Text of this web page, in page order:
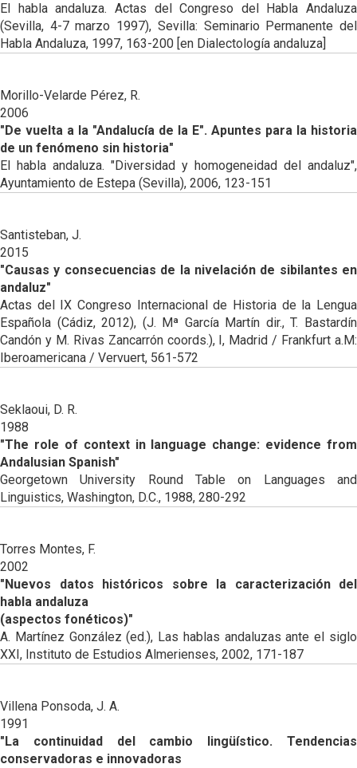
El habla andaluza. Actas del Congreso del Habla Andaluza
(Sevilla, 4-7 marzo 1997), Sevilla: Seminario Permanente del
Habla Andaluza, 1997, 163-200 [en Dialectología andaluza]
Morillo-Velarde Pérez, R.
2006
"De vuelta a la "Andalucía de la E". Apuntes para la historia
de un fenómeno sin historia"
El habla andaluza. "Diversidad y homogeneidad del andaluz",
Ayuntamiento de Estepa (Sevilla), 2006, 123-151
Santisteban, J.
2015
"Causas y consecuencias de la nivelación de sibilantes en
andaluz"
Actas del IX Congreso Internacional de Historia de la Lengua
Española (Cádiz, 2012), (J. Mª García Martín dir., T. Bastardín
Candón y M. Rivas Zancarrón coords.), I, Madrid / Frankfurt a.M:
Iberoamericana / Vervuert, 561-572
Seklaoui, D. R.
1988
"The role of context in language change: evidence from
Andalusian Spanish"
Georgetown University Round Table on Languages and
Linguistics, Washington, D.C., 1988, 280-292
Torres Montes, F.
2002
"Nuevos datos históricos sobre la caracterización del
habla andaluza
(aspectos fonéticos)"
A. Martínez González (ed.), Las hablas andaluzas ante el siglo
XXI, Instituto de Estudios Almerienses, 2002, 171-187
Villena Ponsoda, J. A.
1991
"La continuidad del cambio lingüístico. Tendencias
conservadoras e innovadoras